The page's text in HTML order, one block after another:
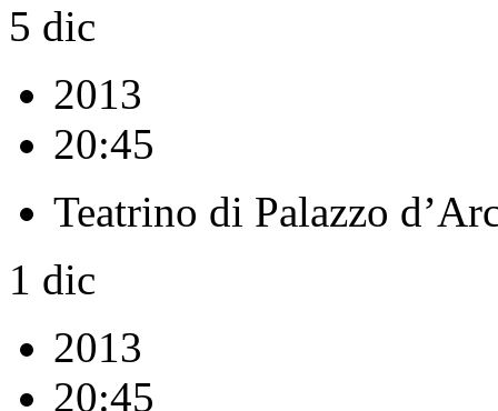
5 dic
2013
20:45
Teatrino di Palazzo
1 dic
2013
20:45